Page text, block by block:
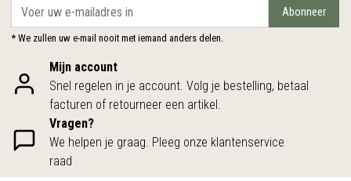
Abonneer
* We zullen uw e-mail nooit met iemand anders delen.
Mijn account
Snel regelen in je account. Volg je bestelling, betaal
facturen of retourneer een artikel.
Vragen?
We helpen je graag. Pleeg onze klantenservice
raad